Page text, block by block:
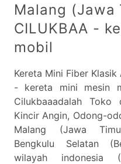
Malang (Jawa
CILUKBAA -
mobil
Kereta Mini Fiber
- kereta mini mesin
Cilukbaaadalah
Kincir Angin, Odong-
Malang (Jawa
Bengkulu Selatan
wilayah indonesia